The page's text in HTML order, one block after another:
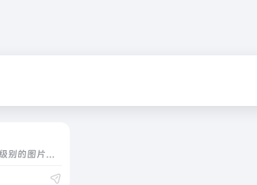
超高清昆虫摄影图集，可以将图片放大到0.25mm级别的图片素材库